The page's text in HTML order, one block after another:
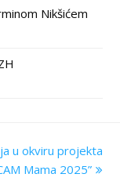
Nikšićem
u okviru projekta
Mama 2025”